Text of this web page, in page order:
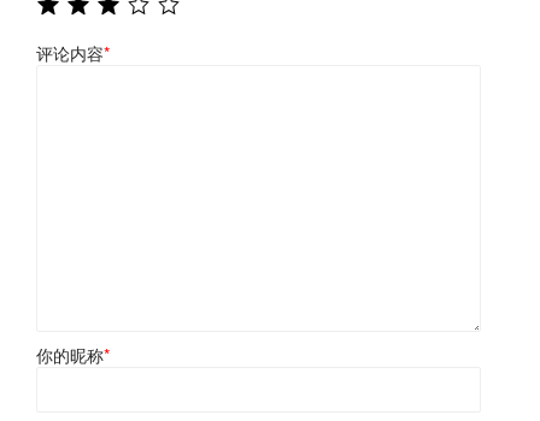
评论内容*
你的昵称*